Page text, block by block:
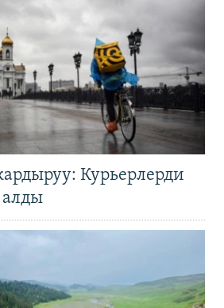
Курьерлерди
алды